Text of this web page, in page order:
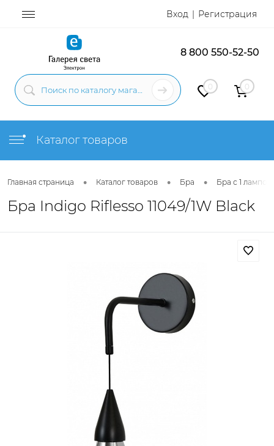
Вход Регистрация
8 800 550-52-50
0 0
Каталог товаров
Главная страница • Каталог товаров • Бра • Бра с 1 лампой
Бра Indigo Riflesso 11049/1W Black